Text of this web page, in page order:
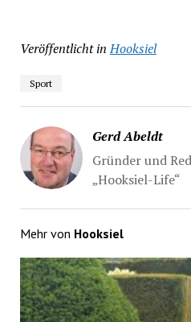
Veröffentlicht in Hooksiel
Sport
Gerd Abeldt
Gründer und
„Hooksiel-Life“
Mehr von Hooksiel